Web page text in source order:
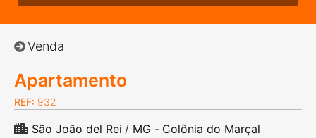
Venda
Apartamento
REF: 932
São João del Rei / MG - Colônia do Marçal